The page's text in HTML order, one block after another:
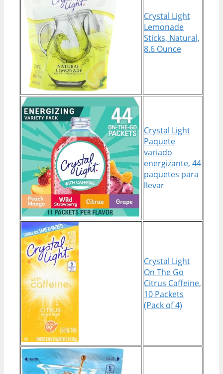
Crystal Light
Lemonade
Sticks, Natural,
8.6 Ounce
Crystal Light
Paquete
variado
energizante, 44
paquetes para
llevar
Crystal Light
On The Go
Citrus Caffeine,
10 Packets
(Pack of 4)